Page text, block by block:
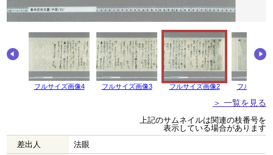
フルサイズ画像4 フルサイズ画像3 フルサイズ画像2 フルサイズ
＞ 一覧を見る
上記のサムネイルは関連の枝番号を
表示している場合があります
差出人
法眼